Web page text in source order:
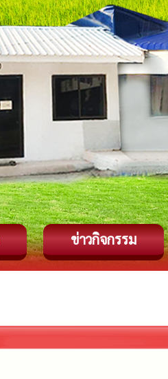
ข่าวกิจกรรม